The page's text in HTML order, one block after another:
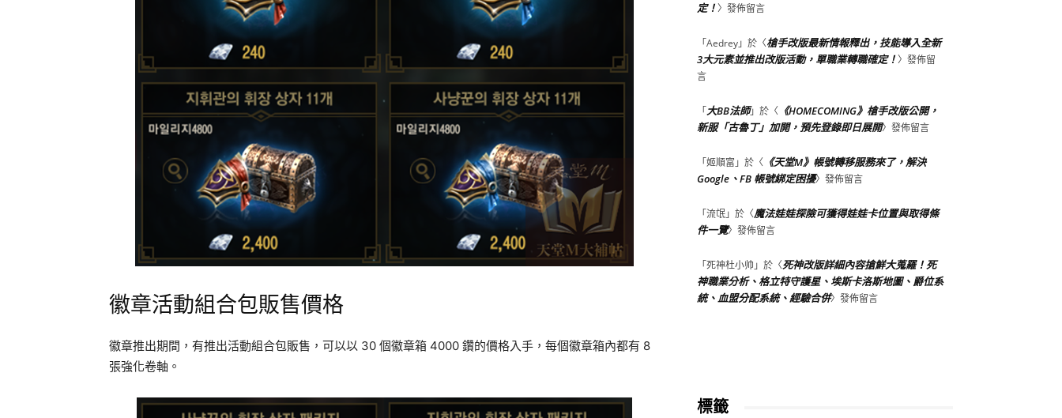
徽章活動組合包販售價格
徽章推出期間，有推出活動組合包販售，可以以 30 個徽章箱 4000 鑽的價格入手，每個徽章箱內都有 8
張強化卷軸。
定！〉發佈留言
「Aedrey」於〈槍手改版最新情報釋出，技能導入全新
3大元素並推出改版活動，單職業轉職確定！〉發佈留
言
「大BB法師」於〈 《HOMECOMING》槍手改版公開，
新服「古魯丁」加開，預先登錄即日展開〉發佈留言
「姬順富 」於〈 《天堂M》帳號轉移服務來了，解決
Google、FB 帳號綁定困擾〉發佈留言
「流氓」於〈魔法娃娃探險可獲得娃娃卡位置與取得條
件一覽〉發佈留言
「死神杜小帅 」於〈死神改版詳細內容搶鮮大蒐羅！死
神職業分析、格立特守護星、埃斯卡洛斯地圖、爵位系
統、血盟分配系統、經驗合併〉發佈留言
標籤